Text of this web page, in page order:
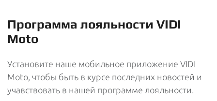
Программа лояльности VIDI
Moto
Установите наше мобильное приложение VIDI
Moto, чтобы быть в курсе последних новостей и
учавствовать в нашей программе лояльности.